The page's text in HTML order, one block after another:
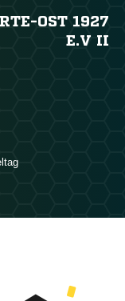
OST 1927
E.V II